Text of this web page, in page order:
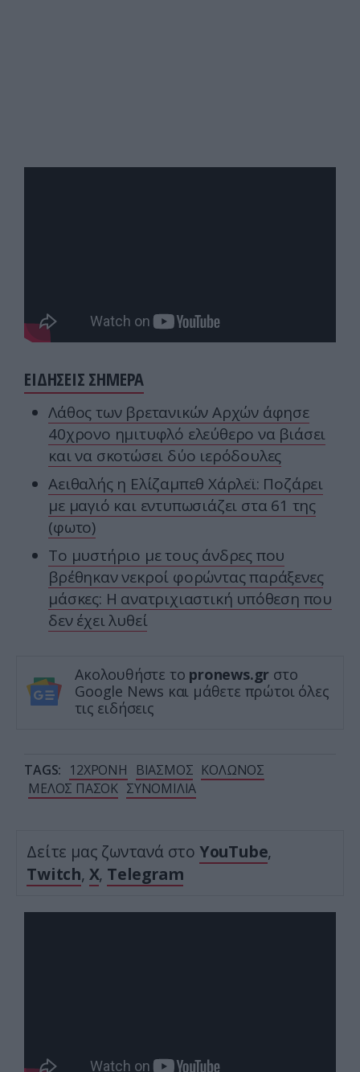
ΕΙΔΗΣΕΙΣ ΣΗΜΕΡΑ
Λάθος των βρετανικών Αρχών άφησε
40χρονο ημιτυφλό ελεύθερο να βιάσει
και να σκοτώσει δύο ιερόδουλες
Αειθαλής η Ελίζαμπεθ Χάρλεϊ: Ποζάρει
με μαγιό και εντυπωσιάζει στα 61 της
(φωτο)
Το μυστήριο με τους άνδρες που
βρέθηκαν νεκροί φορώντας παράξενες
μάσκες: Η ανατριχιαστική υπόθεση που
δεν έχει λυθεί
Ακολουθήστε το pronews.gr στο
Google News και μάθετε πρώτοι όλες
τις ειδήσεις
TAGS: 12ΧΡΟΝΗ ΒΙΑΣΜΟΣ ΚΟΛΩΝΟΣ
ΜΕΛΟΣ ΠΑΣΟΚ ΣΥΝΟΜΙΛΙΑ
Δείτε μας ζωντανά στο YouTube,
Twitch, X, Telegram